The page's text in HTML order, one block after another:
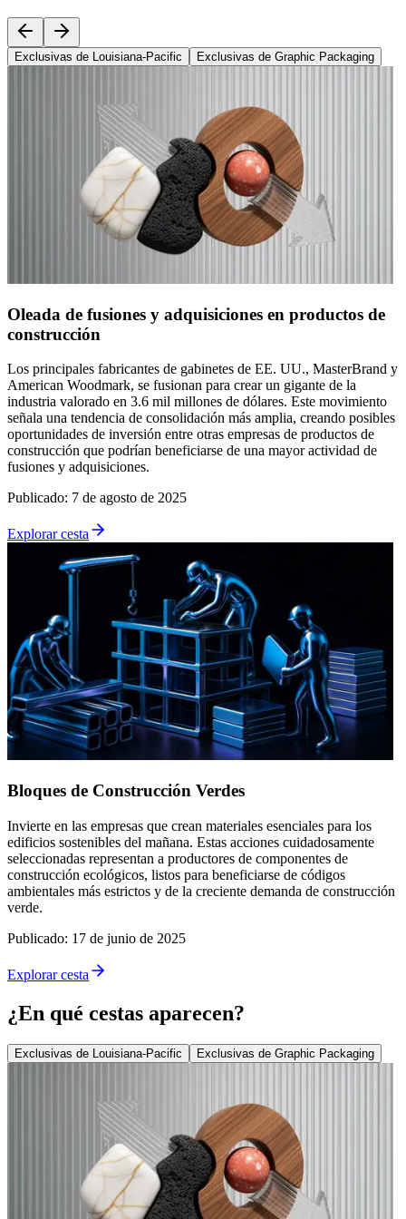
Exclusivas de Louisiana-Pacific Exclusivas de Graphic Packaging
Oleada de fusiones y adquisiciones en productos de
construcción
Los principales fabricantes de gabinetes de EE. UU., MasterBrand y
American Woodmark, se fusionan para crear un gigante de la
industria valorado en 3.6 mil millones de dólares. Este movimiento
señala una tendencia de consolidación más amplia, creando posibles
oportunidades de inversión entre otras empresas de productos de
construcción que podrían beneficiarse de una mayor actividad de
fusiones y adquisiciones.
Publicado: 7 de agosto de 2025
Explorar cesta
Bloques de Construcción Verdes
Invierte en las empresas que crean materiales esenciales para los
edificios sostenibles del mañana. Estas acciones cuidadosamente
seleccionadas representan a productores de componentes de
construcción ecológicos, listos para beneficiarse de códigos
ambientales más estrictos y de la creciente demanda de construcción
verde.
Publicado: 17 de junio de 2025
Explorar cesta
¿En qué cestas aparecen?
Exclusivas de Louisiana-Pacific Exclusivas de Graphic Packaging